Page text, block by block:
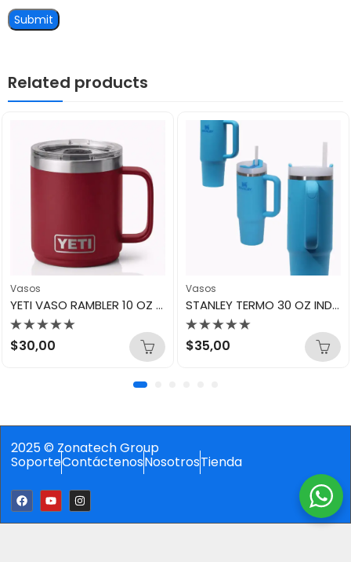
Related products
Vasos
YETI VASO RAMBLER 10 OZ CL MUG MR ESCUE RED
Valorado
con
$30,00
Vasos
STANLEY TERMO 30 OZ INDIGO (AZUL)
Valorado
con
$35,00
2025 © Zonatech Group
SoporteContáctenosNosotrosTienda